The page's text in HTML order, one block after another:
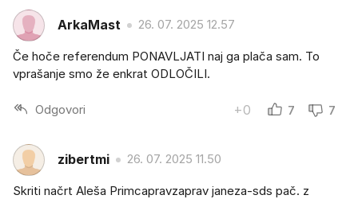
ArkaMast 26. 07. 2025 12.57
Če hoče referendum PONAVLJATI naj ga plača sam. To
vprašanje smo že enkrat ODLOČILI.
Odgovori +0 7 7
zibertmi 26. 07. 2025 11.50
Skriti načrt Aleša Primcapravzaprav janeza-sds pač. z